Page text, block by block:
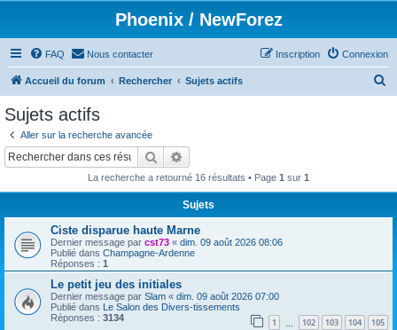
Phoenix / NewForez
FAQ Nous contacter Connexion
Inscription
Accueil du forum Rechercher Sujets actifs
r
Sujets actifs
Aller sur la recherche avancée
Rechercher
La recherche a retourné 16 résultats • Page 1 sur 1
Sujets
Ciste disparue haute Marne
Dernier message par cst73 « dim. 09 août 2026 08:06
Publié dans Champagne-Ardenne
Réponses : 1
Le petit jeu des initiales
Dernier message par Slam « dim. 09 août 2026 07:00
Publié dans Le Salon des Divers-tissements
Réponses : 3134 1 102 103 104 105